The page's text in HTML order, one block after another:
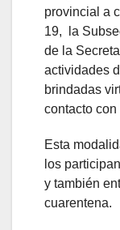
provincial a
19, la
de la
actividades
brindadas
contacto
Esta
los
y también
cuarentena.